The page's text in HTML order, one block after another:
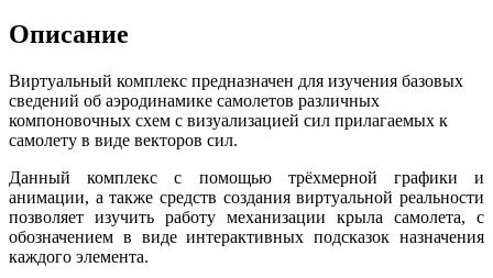
Описание
Виртуальный комплекс предназначен для изучения базовых
сведений об аэродинамике самолетов различных
компоновочных схем с визуализацией сил прилагаемых к
самолету в виде векторов сил.
Данный комплекс с помощью трёхмерной графики и
анимации, а также средств создания виртуальной реальности
позволяет изучить работу механизации крыла самолета, с
обозначением в виде интерактивных подсказок назначения
каждого элемента.